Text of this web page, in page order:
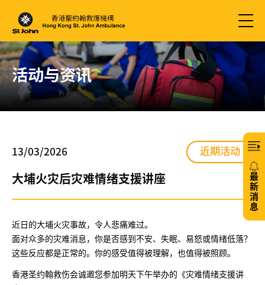
活动与资讯
13/03/2026 近期活动
大埔火灾后灾难情绪支援讲座
近日的大埔火灾事故，令人悲痛难过。
面对众多的灾难消息，你是否感到不安、失眠、易怒或情绪低落？
这些反应都是正常的。你的感受值得被理解，也值得被照顾。
香港圣约翰救伤会诚邀您参加明天下午举办的《灾难情绪支援讲
最
新
消
息